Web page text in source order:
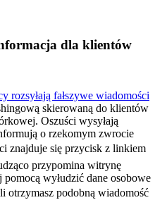
dla klientów
rozsyłają fałszywe wiadomości
skierowaną do klientów
Oszuści wysyłają
o rzekomym zwrocie
znajduje się przycisk z linkiem
przypomina witrynę
wyłudzić dane osobowe
otrzymasz podobną wiadomość